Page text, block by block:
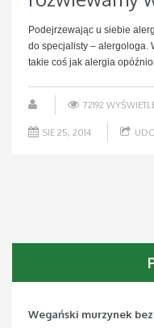
Podejrzewając u siebie
do specjalisty – alergologa.
takie coś jak alergia
72192
SIE 25, 2014
Wegański murzynek